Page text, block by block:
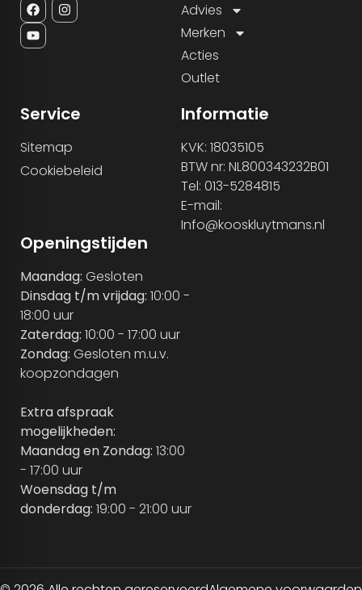
Advies
Merken
Acties
Outlet
Service
Sitemap
Cookiebeleid
Informatie
KVK: 18035105
BTW nr: NL800343232B01
Tel: 013-5284815
E-mail:
Info@kooskluytmans.nl
Openingstijden
Maandag: Gesloten
Dinsdag t/m vrijdag: 10:00 -
18:00 uur
Zaterdag: 10:00 - 17:00 uur
Zondag: Gesloten m.u.v.
koopzondagen
Extra afspraak
mogelijkheden:
Maandag en Zondag: 13:00
- 17:00 uur
Woensdag t/m
donderdag: 19:00 - 21:00 uur